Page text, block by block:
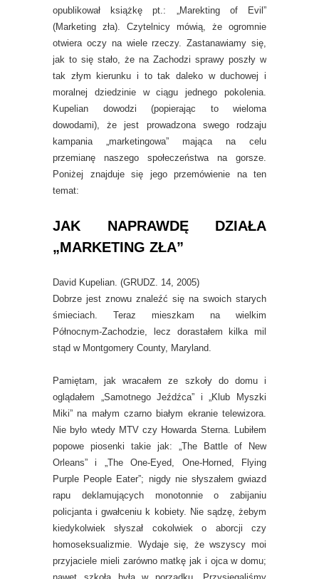
opublikował książkę pt.: „Marekting of Evil”
(Marketing zła). Czytelnicy mówią, że ogromnie
otwiera oczy na wiele rzeczy. Zastanawiamy się,
jak to się stało, że na Zachodzi sprawy poszły w
tak złym kierunku i to tak daleko w duchowej i
moralnej dziedzinie w ciągu jednego pokolenia.
Kupelian dowodzi (popierając to wieloma
dowodami), że jest prowadzona swego rodzaju
kampania „marketingowa” mająca na celu
przemianę naszego społeczeństwa na gorsze.
Poniżej znajduje się jego przemówienie na ten
temat:
JAK NAPRAWDĘ DZIAŁA
„MARKETING ZŁA”
David Kupelian. (GRUDZ. 14, 2005)
Dobrze jest znowu znaleźć się na swoich starych
śmieciach. Teraz mieszkam na wielkim
Północnym-Zachodzie, lecz dorastałem kilka mil
stąd w Montgomery County, Maryland.
Pamiętam, jak wracałem ze szkoły do domu i
oglądałem „Samotnego Jeźdźca” i „Klub Myszki
Miki” na małym czarno białym ekranie telewizora.
Nie było wtedy MTV czy Howarda Sterna. Lubiłem
popowe piosenki takie jak: „The Battle of New
Orleans” i „The One-Eyed, One-Horned, Flying
Purple People Eater”; nigdy nie słyszałem gwiazd
rapu deklamujących monotonnie o zabijaniu
policjanta i gwałceniu k kobiety. Nie sądzę, żebym
kiedykolwiek słyszał cokolwiek o aborcji czy
homoseksualizmie. Wydaje się, że wszyscy moi
przyjaciele mieli zarówno matkę jak i ojca w domu;